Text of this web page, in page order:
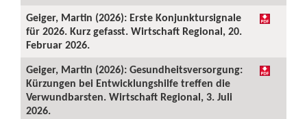
Geiger, Martin (2026): Erste Konjunktursignale
für 2026. Kurz gefasst. Wirtschaft Regional, 20.
Februar 2026.
Geiger, Martin (2026): Gesundheitsversorgung:
Kürzungen bei Entwicklungshilfe treffen die
Verwundbarsten. Wirtschaft Regional, 3. Juli
2026.